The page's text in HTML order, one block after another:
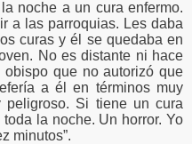
noche a un cura enfermo.
a las parroquias. Les daba
curas y él se quedaba en
No es distante ni hace
obispo que no autorizó que
a él en términos muy
peligroso. Si tiene un cura
la noche. Un horror. Yo
minutos”.